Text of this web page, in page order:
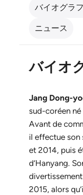
バイオグラ
ニュース
バイオ
Jang Dong-
sud-coréen né
Avant de
il effectue son
et 2014, puis
d’Hanyang.
2015, alors